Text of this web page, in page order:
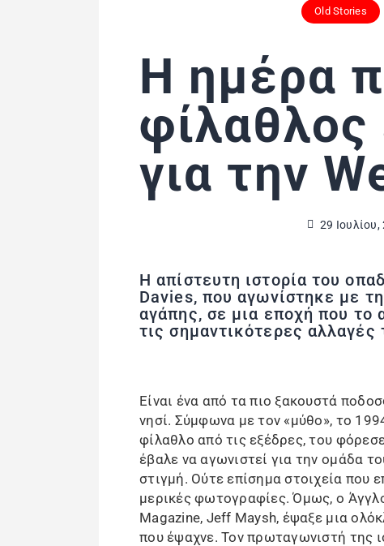
Old Stories
Η ημέρα
φίλαθλος
για την
29 Ιουλίου,
Η απίστευτη ιστορία του
Davies, που αγωνίστηκε με
αγάπης, σε μια εποχή που το
τις σημαντικότερες αλλαγές
Είναι ένα από τα πιο ξακουστά
νησί. Σύμφωνα με τον «μύθο», το
φίλαθλο από τις εξέδρες, του
έβαλε να αγωνιστεί για την ομάδα
στιγμή. Ούτε επίσημα στοιχεία που
μερικές φωτογραφίες. Όμως, ο
Magazine, Jeff Maysh, έψαξε μια
που έψαχνε. Τον πρωταγωνιστή της